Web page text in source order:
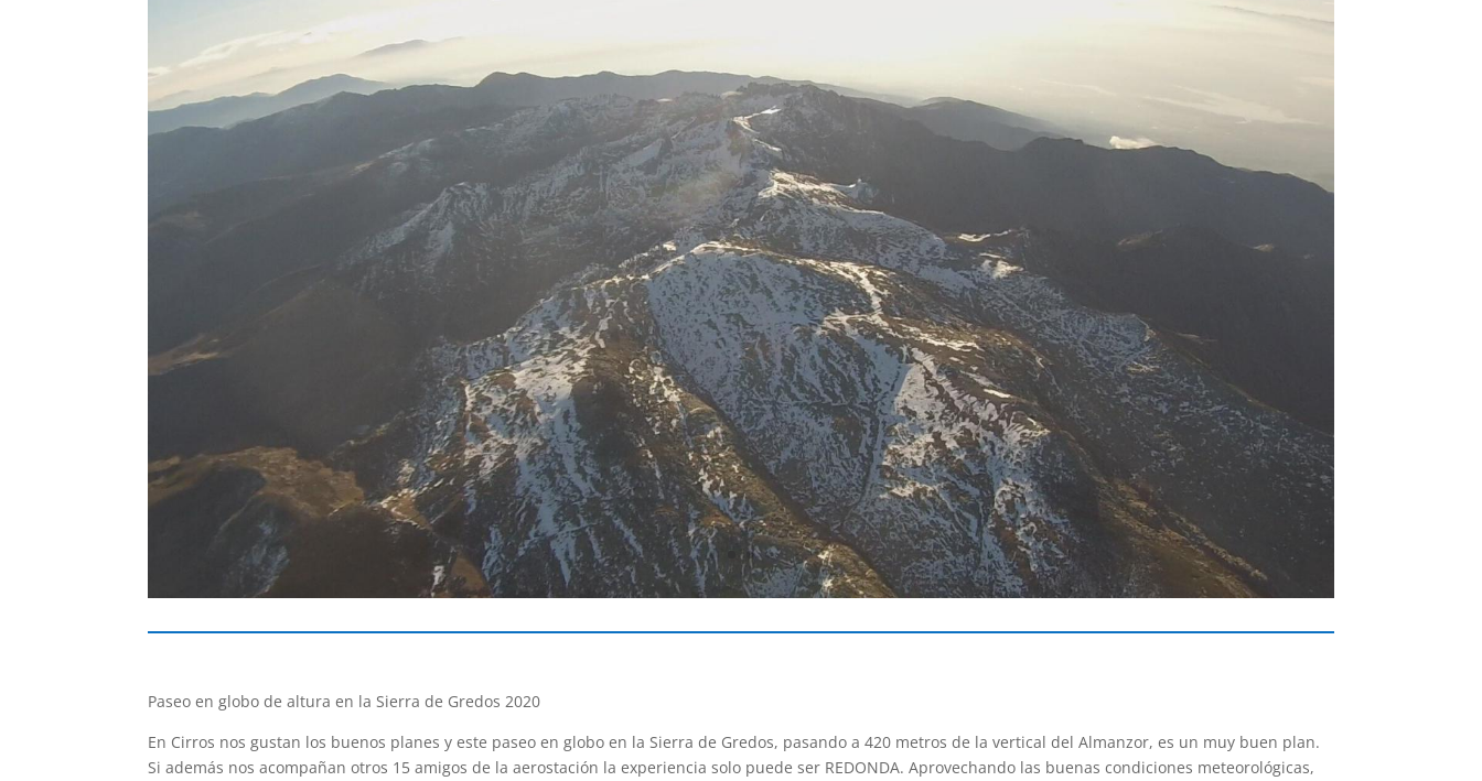
Paseo en globo de altura en la Sierra de Gredos 2020
En Cirros nos gustan los buenos planes y este paseo en globo en la Sierra de Gredos, pasando a 420 metros de la vertical del Almanzor, es un muy buen plan.
Si además nos acompañan otros 15 amigos de la aerostación la experiencia solo puede ser REDONDA. Aprovechando las buenas condiciones meteorológicas,